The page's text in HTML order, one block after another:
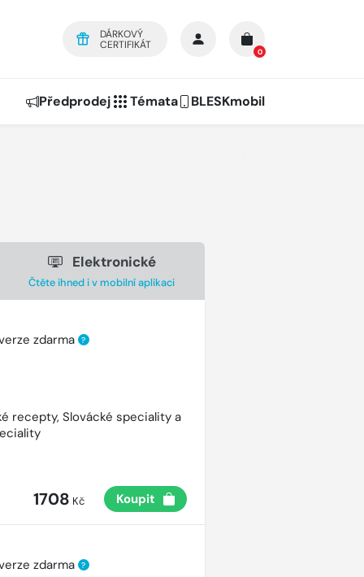
DÁRKOVÝ
CERTIFIKÁT
0
Předprodej Témata BLESKmobil
Elektronické
Čtěte ihned i v mobilní aplikaci
zdarma ?
recepty, Slovácké speciality a
1708 Kč Koupit
zdarma ?